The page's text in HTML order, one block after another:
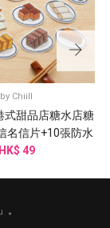
by Chiill
式甜品店糖水店糖
名信片+10張防水
貼紙
HK$ 49
。